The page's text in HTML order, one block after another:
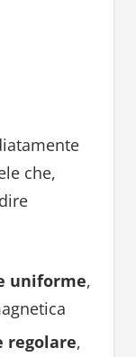
che,
uniforme,
regolare,